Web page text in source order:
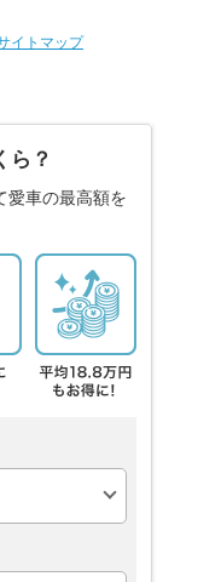
イトマップ
ら？
愛車の最高額を